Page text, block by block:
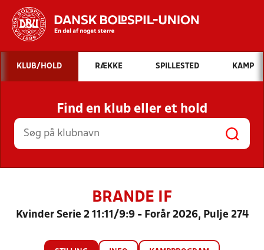
Hvad vil du søge efter?
INDHOLD OG NYHEDER
STILLINGER, RESULTATER, KLUBBER OG
HOLD
KLUB/HOLD RÆKKE SPILLESTED KAMP
Find en klub eller et hold
BRANDE IF
Kvinder Serie 2 11:11/9:9 - Forår 2026, Pulje 274